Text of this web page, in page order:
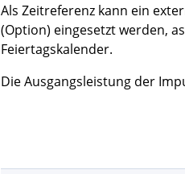
Als Zeitreferenz kann ein
(Option) eingesetzt werden,
Feiertagskalender.
Die Ausgangsleistung der